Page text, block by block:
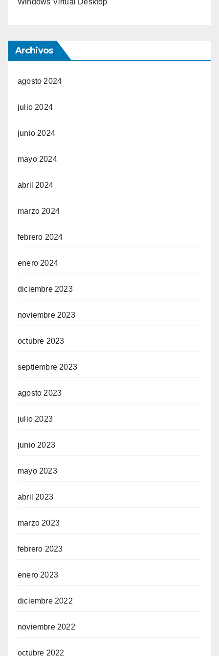
Windows Virtual Desktop
Archivos
agosto 2024
julio 2024
junio 2024
mayo 2024
abril 2024
marzo 2024
febrero 2024
enero 2024
diciembre 2023
noviembre 2023
octubre 2023
septiembre 2023
agosto 2023
julio 2023
junio 2023
mayo 2023
abril 2023
marzo 2023
febrero 2023
enero 2023
diciembre 2022
noviembre 2022
octubre 2022